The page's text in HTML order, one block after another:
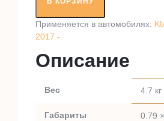
Применяется в автомобилях:
2017 -
Описание
Вес 4.7 кг
Габариты 0.79